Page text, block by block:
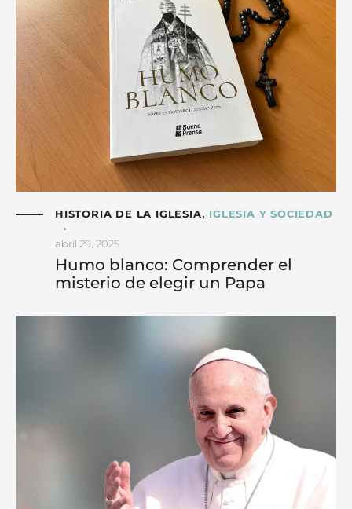
HISTORIA DE LA IGLESIA, IGLESIA Y SOCIEDAD
abril 29, 2025
Humo blanco: Comprender el
misterio de elegir un Papa